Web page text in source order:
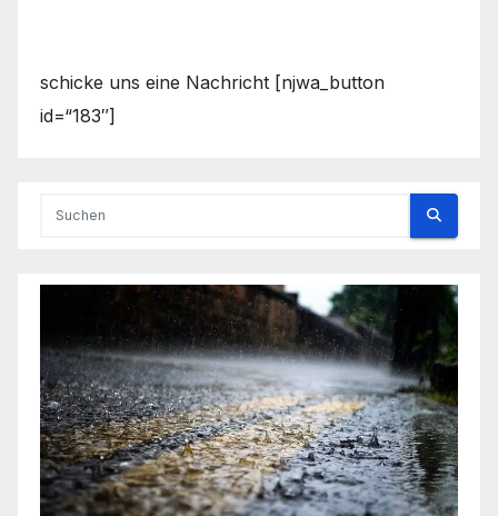
schicke uns eine Nachricht [njwa_button
id=“183″]